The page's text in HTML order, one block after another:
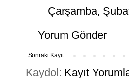
Çarşamba,
Yorum Gönder
Sonraki Kayıt
Kaydol: Kayıt